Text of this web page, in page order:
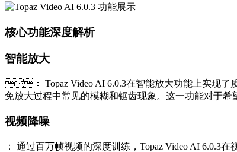
核心功能深度解析
智能放大
： Topaz Video AI 6.0.3在智能放大功能上实现了质的飞
免放大过程中常见的模糊和锯齿现象。这一功能对于希望
视频降噪
： 通过百万帧视频的深度训练，Topaz Video AI 6.0.3在